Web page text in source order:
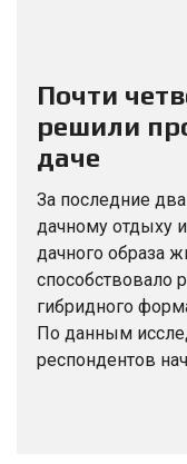
Почти
решили
даче
За последние
дачному отдыху
дачного образа
способствовало
гибридного
По данным
респондентов